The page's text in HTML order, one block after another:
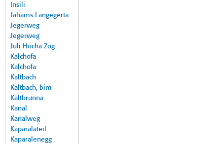
Insili
Jahams Langegerta
Jegerweg
Jegerweg
Juli Hocha Zog
Kalchofa
Kalchofa
Kaltbach
Kaltbach, bim -
Kaltbrunna
Kanal
Kanalweg
Kaparalateil
Kaparalenegg